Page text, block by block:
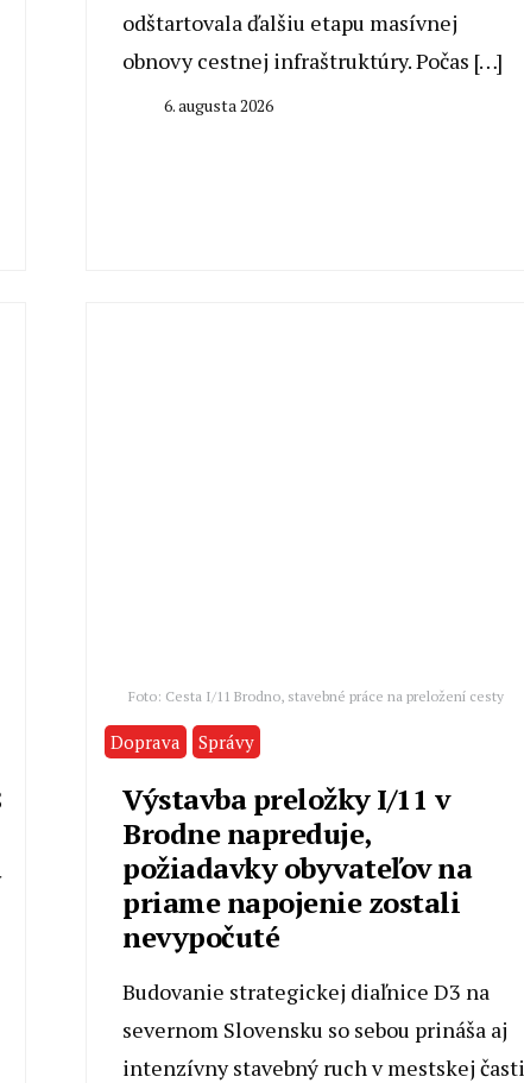
odštartovala ďalšiu etapu masívnej
obnovy cestnej infraštruktúry. Počas […]
6. augusta 2026
Foto: Cesta I/11 Brodno, stavebné práce na preložení cesty
Doprava Správy
Výstavba preložky I/11 v
Brodne napreduje,
požiadavky obyvateľov na
priame napojenie zostali
nevypočuté
Budovanie strategickej diaľnice D3 na
severnom Slovensku so sebou prináša aj
intenzívny stavebný ruch v mestskej časti